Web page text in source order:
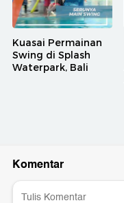
Kuasai Permainan
Swing di Splash
Waterpark, Bali